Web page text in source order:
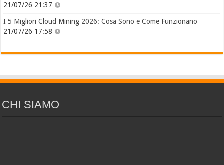
21/07/26 21:37
I 5 Migliori Cloud Mining 2026: Cosa Sono e Come Funzionano
21/07/26 17:58
CHI SIAMO